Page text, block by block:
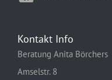
Kontakt Info
Beratung Anita Börchers
Amselstr. 8